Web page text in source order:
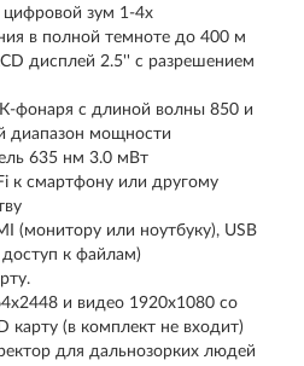
зум 1-4х
в полной темноте до 400 м
дисплей 2.5'' с разрешением
фонаря с длиной волны 850 и
диапазон мощности
635 нм 3.0 мВт
к смартфону или другому
(монитору или ноутбуку), USB
доступ к файлам)
и видео 1920x1080 со
карту (в комплект не входит)
для дальнозорких людей